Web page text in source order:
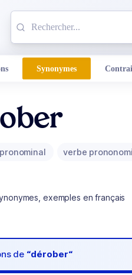
Synonymes
verbe
exemples en français
de “dérober“